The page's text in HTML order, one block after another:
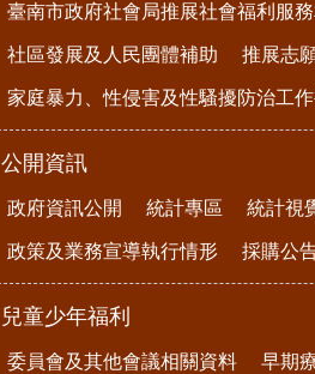
臺南市政府社會局推展社會福利服
社區發展及人民團體補助 推展志
家庭暴力、性侵害及性騷擾防治工
公開資訊
政府資訊公開 統計專區 統計視
政策及業務宣導執行情形 採購公
兒童少年福利
委員會及其他會議相關資料 早期